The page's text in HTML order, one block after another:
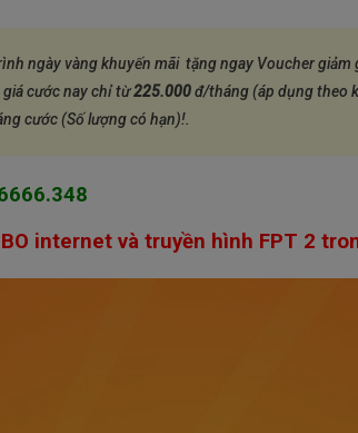
ngày vàng khuyến mãi tặng ngay Voucher giảm
giá cước nay chỉ từ225.000đ/tháng (áp dụng theo
cước (Số lượng có hạn)!.
internet và truyền hình FPT 2